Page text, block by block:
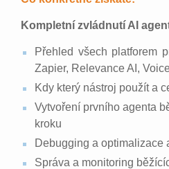
Kompletní zvládnutí AI
Přehled všech platforem
Zapier, Relevance AI,
Kdy který nástroj použít a
Vytvoření prvního agenta
kroku
Debugging a optimalizace
Správa a monitoring